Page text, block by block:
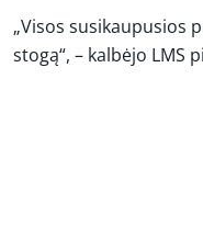
„Visos susikaupusios
stogą“, – kalbėjo LMS